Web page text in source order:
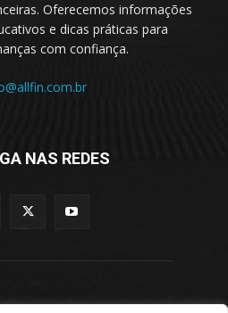
Oferecemos informações
e dicas práticas para
com confiança.
NAS REDES